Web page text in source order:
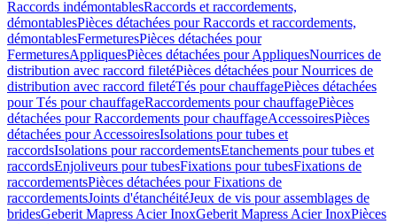
Raccords indémontablesRaccords et raccordements,
démontablesPièces détachées pour Raccords et raccordements,
démontablesFermeturesPièces détachées pour
FermeturesAppliquesPièces détachées pour AppliquesNourrices de
distribution avec raccord filetéPièces détachées pour Nourrices de
distribution avec raccord filetéTés pour chauffagePièces détachées
pour Tés pour chauffageRaccordements pour chauffagePièces
détachées pour Raccordements pour chauffageAccessoiresPièces
détachées pour AccessoiresIsolations pour tubes et
raccordsIsolations pour raccordementsEtanchements pour tubes et
raccordsEnjoliveurs pour tubesFixations pour tubesFixations de
raccordementsPièces détachées pour Fixations de
raccordementsJoints d'étanchéitéJeux de vis pour assemblages de
bridesGeberit Mapress Acier InoxGeberit Mapress Acier InoxPièces